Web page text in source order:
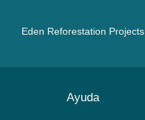
Eden Reforestation Projects
Ayuda